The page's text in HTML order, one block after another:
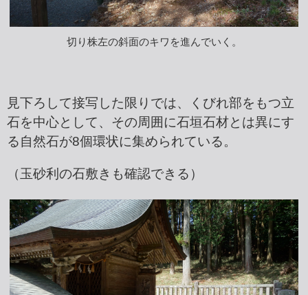
切り株左の斜面のキワを進んでいく。
見下ろして接写した限りでは、くびれ部をもつ立
石を中心として、その周囲に石垣石材とは異にす
る自然石が8個環状に集められている。
（玉砂利の石敷きも確認できる）